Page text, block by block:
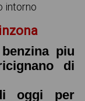
intorno
piu
di
oggi per